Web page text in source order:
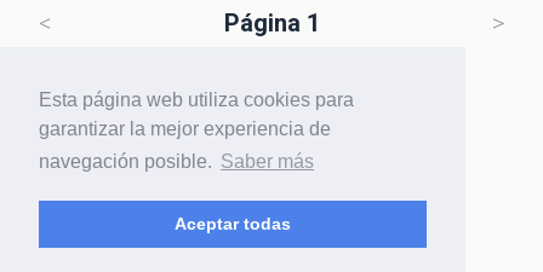
Esta página web utiliza cookies para
garantizar la mejor experiencia de
navegación posible. Saber más
Aceptar todas
< Página 1 >
Hazlogino regístrate para participar